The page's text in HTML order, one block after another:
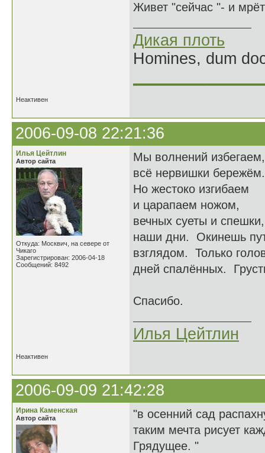
Живет "сейчас "- и
Дикая плоть
Homines, dum
Неактивен
2006-09-08 22:21:36
Илья Цейтлин
Автор сайта
Откуда: Москвич, на севере от
Чикаго
Зарегистрирован: 2006-04-18
Сообщений: 8492
Мы волнений избегаем,
всё нервишки бережём.
Но жестоко изгибаем
и царапаем ножом,
вечных суеты и спешки,
наши дни. Окинешь
взглядом. Только
дней спалённых.
Спасибо.
Илья Цейтлин
Неактивен
2006-09-09 21:42:28
Ирина Каменская
Автор сайта
"в осенний сад
таким мечта рисует
Грядущее. "